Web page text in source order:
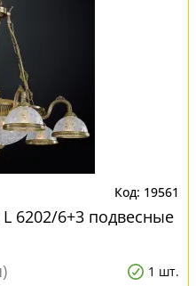
19561
6202/6+3 подвесные
1 шт.